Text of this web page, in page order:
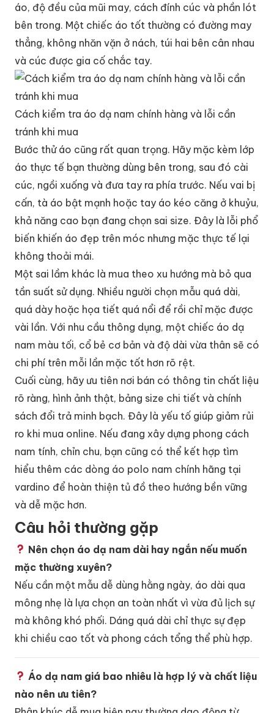
áo, độ đều của mũi may, cách đính cúc và phần lót
bên trong. Một chiếc áo tốt thường có đường may
thẳng, không nhăn vặn ở nách, túi hai bên cân nhau
và cúc được gia cố chắc tay.
Cách kiểm tra áo dạ nam chính hàng và lỗi cần
tránh khi mua
Bước thử áo cũng rất quan trọng. Hãy mặc kèm lớp
áo thực tế bạn thường dùng bên trong, sau đó cài
cúc, ngồi xuống và đưa tay ra phía trước. Nếu vai bị
cấn, tà áo bật mạnh hoặc tay áo kéo căng ở khuỷu,
khả năng cao bạn đang chọn sai size. Đây là lỗi phổ
biến khiến áo đẹp trên móc nhưng mặc thực tế lại
không thoải mái.
Một sai lầm khác là mua theo xu hướng mà bỏ qua
tần suất sử dụng. Nhiều người chọn mẫu quá dài,
quá dày hoặc họa tiết quá nổi để rồi chỉ mặc được
vài lần. Với nhu cầu thông dụng, một chiếc áo dạ
nam màu tối, cổ bẻ cơ bản và độ dài vừa thân sẽ có
chi phí trên mỗi lần mặc tốt hơn rõ rệt.
Cuối cùng, hãy ưu tiên nơi bán có thông tin chất liệu
rõ ràng, hình ảnh thật, bảng size chi tiết và chính
sách đổi trả minh bạch. Đây là yếu tố giúp giảm rủi
ro khi mua online. Nếu đang xây dựng phong cách
nam tính, chỉn chu, bạn cũng có thể kết hợp tìm
hiểu thêm các dòng áo polo nam chính hãng tại
vardino để hoàn thiện tủ đồ theo hướng bền vững
và dễ mặc hơn.
Câu hỏi thường gặp
Nên chọn áo dạ nam dài hay ngắn nếu muốn
mặc thường xuyên?
Nếu cần một mẫu dễ dùng hằng ngày, áo dài qua
mông nhẹ là lựa chọn an toàn nhất vì vừa đủ lịch sự
mà không khó phối. Dáng quá dài chỉ thực sự đẹp
khi chiều cao tốt và phong cách tổng thể phù hợp.
Áo dạ nam giá bao nhiêu là hợp lý và chất liệu
nào nên ưu tiên?